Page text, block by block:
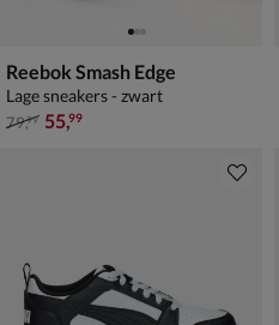
Reebok Smash Edge
Lage sneakers - zwart
van € 79,99 voor € 55,99
79,99 55,99